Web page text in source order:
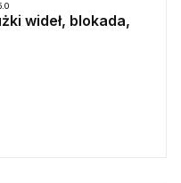
wideł, blokada,